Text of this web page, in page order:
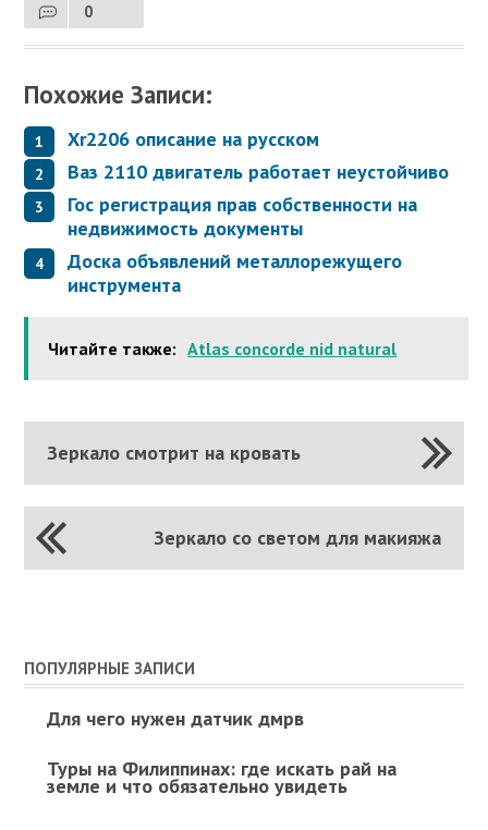
0
Похожие Записи:
Xr2206 описание на русском
Ваз 2110 двигатель работает неустойчиво
Гос регистрация прав собственности на
недвижимость документы
Доска объявлений металлорежущего
инструмента
Читайте также: Atlas concorde nid natural
Зеркало смотрит на кровать
Зеркало со светом для макияжа
ПОПУЛЯРНЫЕ ЗАПИСИ
Для чего нужен датчик дмрв
Туры на Филиппинах: где искать рай на
земле и что обязательно увидеть